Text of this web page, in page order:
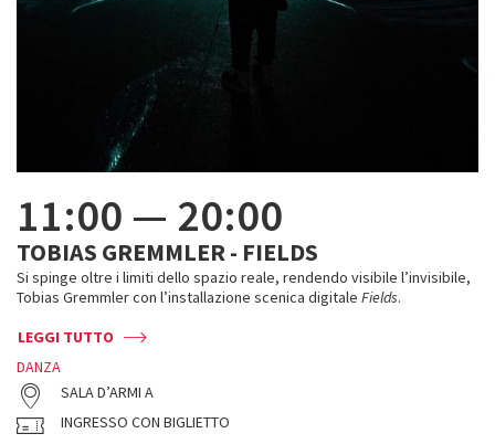
11:00 — 20:00
TOBIAS GREMMLER - FIELDS
Si spinge oltre i limiti dello spazio reale, rendendo visibile l’invisibile,
Tobias Gremmler con l’installazione scenica digitale Fields.
LEGGI TUTTO
DANZA
SALA D’ARMI A
INGRESSO CON BIGLIETTO